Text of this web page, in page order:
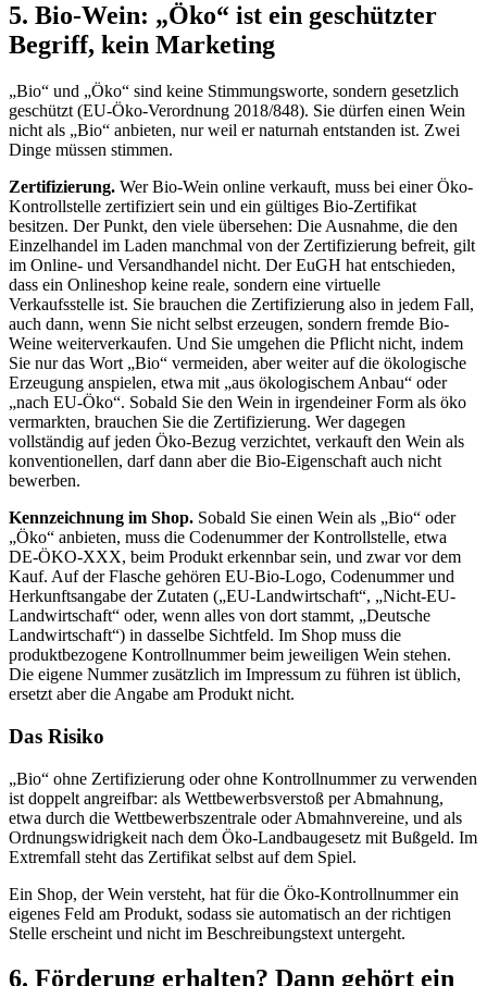
5. Bio-Wein: „Öko“ ist ein geschützter
Begriff, kein Marketing
„Bio“ und „Öko“ sind keine Stimmungsworte, sondern gesetzlich
geschützt (EU-Öko-Verordnung 2018/848). Sie dürfen einen Wein
nicht als „Bio“ anbieten, nur weil er naturnah entstanden ist. Zwei
Dinge müssen stimmen.
Zertifizierung. Wer Bio-Wein online verkauft, muss bei einer Öko-
Kontrollstelle zertifiziert sein und ein gültiges Bio-Zertifikat
besitzen. Der Punkt, den viele übersehen: Die Ausnahme, die den
Einzelhandel im Laden manchmal von der Zertifizierung befreit, gilt
im Online- und Versandhandel nicht. Der EuGH hat entschieden,
dass ein Onlineshop keine reale, sondern eine virtuelle
Verkaufsstelle ist. Sie brauchen die Zertifizierung also in jedem Fall,
auch dann, wenn Sie nicht selbst erzeugen, sondern fremde Bio-
Weine weiterverkaufen. Und Sie umgehen die Pflicht nicht, indem
Sie nur das Wort „Bio“ vermeiden, aber weiter auf die ökologische
Erzeugung anspielen, etwa mit „aus ökologischem Anbau“ oder
„nach EU-Öko“. Sobald Sie den Wein in irgendeiner Form als öko
vermarkten, brauchen Sie die Zertifizierung. Wer dagegen
vollständig auf jeden Öko-Bezug verzichtet, verkauft den Wein als
konventionellen, darf dann aber die Bio-Eigenschaft auch nicht
bewerben.
Kennzeichnung im Shop. Sobald Sie einen Wein als „Bio“ oder
„Öko“ anbieten, muss die Codenummer der Kontrollstelle, etwa
DE-ÖKO-XXX, beim Produkt erkennbar sein, und zwar vor dem
Kauf. Auf der Flasche gehören EU-Bio-Logo, Codenummer und
Herkunftsangabe der Zutaten („EU-Landwirtschaft“, „Nicht-EU-
Landwirtschaft“ oder, wenn alles von dort stammt, „Deutsche
Landwirtschaft“) in dasselbe Sichtfeld. Im Shop muss die
produktbezogene Kontrollnummer beim jeweiligen Wein stehen.
Die eigene Nummer zusätzlich im Impressum zu führen ist üblich,
ersetzt aber die Angabe am Produkt nicht.
Das Risiko
„Bio“ ohne Zertifizierung oder ohne Kontrollnummer zu verwenden
ist doppelt angreifbar: als Wettbewerbsverstoß per Abmahnung,
etwa durch die Wettbewerbszentrale oder Abmahnvereine, und als
Ordnungswidrigkeit nach dem Öko-Landbaugesetz mit Bußgeld. Im
Extremfall steht das Zertifikat selbst auf dem Spiel.
Ein Shop, der Wein versteht, hat für die Öko-Kontrollnummer ein
eigenes Feld am Produkt, sodass sie automatisch an der richtigen
Stelle erscheint und nicht im Beschreibungstext untergeht.
6. Förderung erhalten? Dann gehört ein